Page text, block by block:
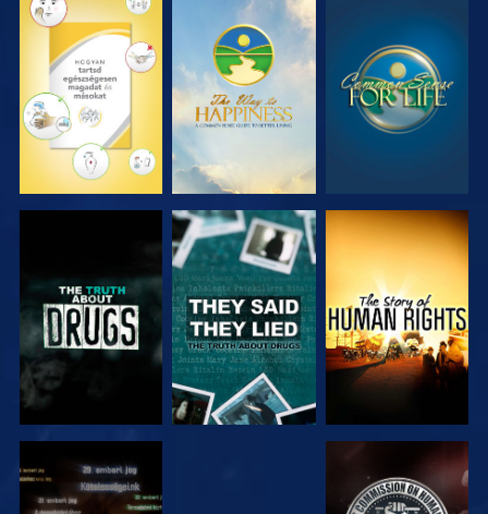
MŰSORNÉZÉS MŰSORNÉZÉS MŰSORNÉZÉS
MŰSORNÉZÉS MŰSORNÉZÉS
MŰSORNÉZÉS MŰSORNÉZÉS